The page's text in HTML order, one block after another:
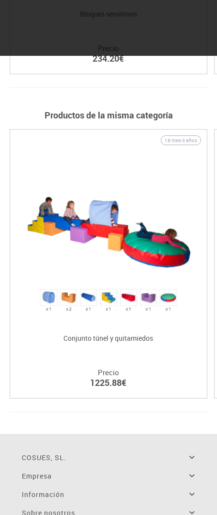
Bloques sensitivos
Precio
234.20€
Productos de la misma categoría
18 mes-3 años
Conjunto túnel y quitamiedos
Precio
1225.88€
COSUES, SL.
Empresa
Información
Sobre nosotros